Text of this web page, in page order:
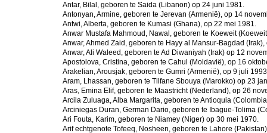
Antar, Bilal, geboren te Saida (Libanon) op 24 juni 1981.
Antonyan, Armine, geboren te Jerevan (Armenië), op 14
Antwi, Alberta, geboren te Kumasi (Ghana), op 22 mei 1981.
Anwar Mustafa Mahmoud, Nawal, geboren te Koeweit
Anwar, Ahmed Zaid, geboren te Hayy al Mansur-Bagdad
Anwar, Ali Waleed, geboren te Ad Diwaniyah (Irak) op 12
Apostolova, Cristina, geboren te Cahul (Moldavië), op 16
Arakelian, Arousjak, geboren te Gumri (Armenië), op 9 juli
Aram, Lhassan, geboren te Tilfane Sbouya (Marokko) op 23
Aras, Emina Elif, geboren te Maastricht (Nederland), op 26
Arcila Zuluaga, Alba Margarita, geboren te Antioquia
Arciniegas Duran, German Dario, geboren te Ibague-Tolima
Ari Fouta, Karim, geboren te Niamey (Niger) op 30 mei 1970.
Arif echtgenote Tofeeq, Nosheen, geboren te Lahore